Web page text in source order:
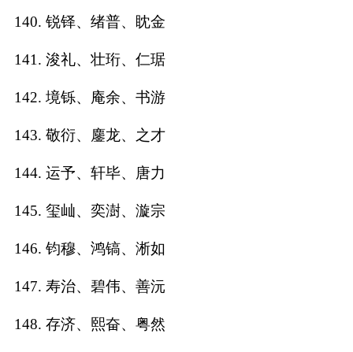
140. 锐铎、绪普、眈金
141. 浚礼、壮珩、仁琚
142. 境铄、庵余、书游
143. 敬衍、鏖龙、之才
144. 运予、轩毕、唐力
145. 玺屾、奕澍、漩宗
146. 钧穆、鸿镐、淅如
147. 寿治、碧伟、善沅
148. 存济、熙奋、粤然